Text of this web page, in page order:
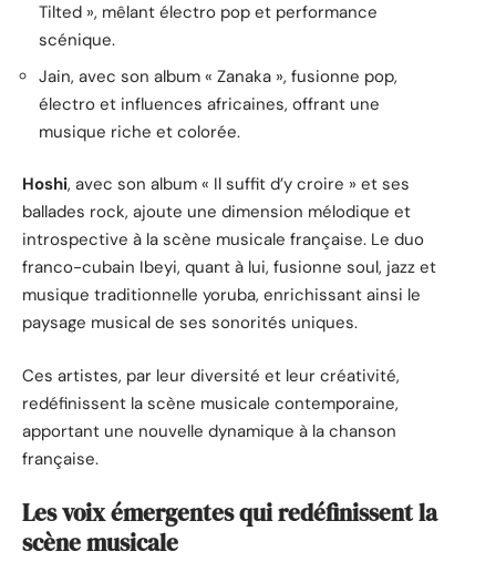
Tilted », mêlant électro pop et performance
scénique.
Jain, avec son album « Zanaka », fusionne pop,
électro et influences africaines, offrant une
musique riche et colorée.
Hoshi, avec son album « Il suffit d’y croire » et ses
ballades rock, ajoute une dimension mélodique et
introspective à la scène musicale française. Le duo
franco-cubain Ibeyi, quant à lui, fusionne soul, jazz et
musique traditionnelle yoruba, enrichissant ainsi le
paysage musical de ses sonorités uniques.
Ces artistes, par leur diversité et leur créativité,
redéfinissent la scène musicale contemporaine,
apportant une nouvelle dynamique à la chanson
française.
Les voix émergentes qui redéfinissent la
scène musicale